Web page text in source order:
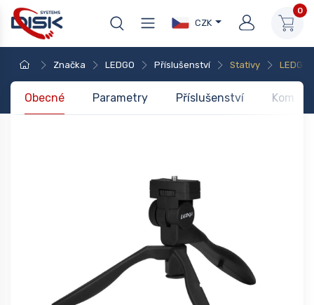
CZK
0
Značka LEDGO Příslušenství Stativy LEDGO
Obecné Parametry Příslušenství